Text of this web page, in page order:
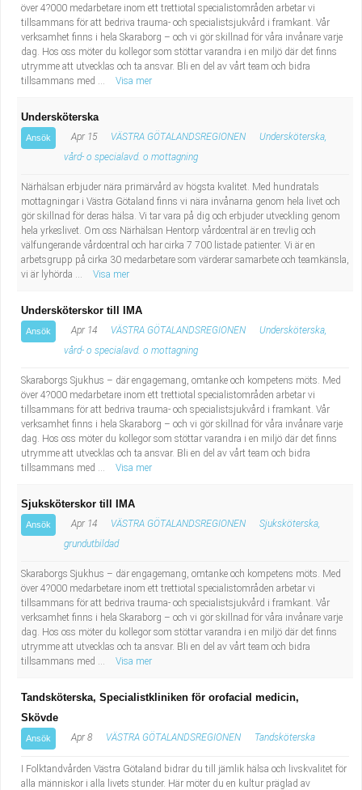
över 4?000 medarbetare inom ett trettiotal specialistområden arbetar vi
tillsammans för att bedriva trauma- och specialistsjukvård i framkant. Vår
verksamhet finns i hela Skaraborg – och vi gör skillnad för våra invånare varje
dag. Hos oss möter du kollegor som stöttar varandra i en miljö där det finns
utrymme att utvecklas och ta ansvar. Bli en del av vårt team och bidra
tillsammans med ...
Visa mer
Undersköterska
Ansök Apr 15 VÄSTRA GÖTALANDSREGIONEN
Undersköterska,
vård- o specialavd. o mottagning
Närhälsan erbjuder nära primärvård av högsta kvalitet. Med hundratals
mottagningar i Västra Götaland finns vi nära invånarna genom hela livet och
gör skillnad för deras hälsa. Vi tar vara på dig och erbjuder utveckling genom
hela yrkeslivet. Om oss Närhälsan Hentorp vårdcentral är en trevlig och
välfungerande vårdcentral och har cirka 7 700 listade patienter. Vi är en
arbetsgrupp på cirka 30 medarbetare som värderar samarbete och teamkänsla,
vi är lyhörda ...
Visa mer
Undersköterskor till IMA
Ansök Apr 14 VÄSTRA GÖTALANDSREGIONEN
Undersköterska,
vård- o specialavd. o mottagning
Skaraborgs Sjukhus – där engagemang, omtanke och kompetens möts. Med
över 4?000 medarbetare inom ett trettiotal specialistområden arbetar vi
tillsammans för att bedriva trauma- och specialistsjukvård i framkant. Vår
verksamhet finns i hela Skaraborg – och vi gör skillnad för våra invånare varje
dag. Hos oss möter du kollegor som stöttar varandra i en miljö där det finns
utrymme att utvecklas och ta ansvar. Bli en del av vårt team och bidra
tillsammans med ...
Visa mer
Sjuksköterskor till IMA
Ansök Apr 14 VÄSTRA GÖTALANDSREGIONEN
Sjuksköterska,
grundutbildad
Skaraborgs Sjukhus – där engagemang, omtanke och kompetens möts. Med
över 4?000 medarbetare inom ett trettiotal specialistområden arbetar vi
tillsammans för att bedriva trauma- och specialistsjukvård i framkant. Vår
verksamhet finns i hela Skaraborg – och vi gör skillnad för våra invånare varje
dag. Hos oss möter du kollegor som stöttar varandra i en miljö där det finns
utrymme att utvecklas och ta ansvar. Bli en del av vårt team och bidra
tillsammans med ...
Visa mer
Tandsköterska, Specialistkliniken för orofacial medicin,
Skövde
Ansök Apr 8 VÄSTRA GÖTALANDSREGIONEN Tandsköterska
I Folktandvården Västra Götaland bidrar du till jämlik hälsa och livskvalitet för
alla människor i alla livets stunder. Här möter du en kultur präglad av